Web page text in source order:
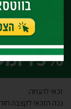
יחידות
נכות אי כושר השתכרות 75%
נכות
75% ומעלה
זכאי להנחה:
נכה הזכאי לקצבה